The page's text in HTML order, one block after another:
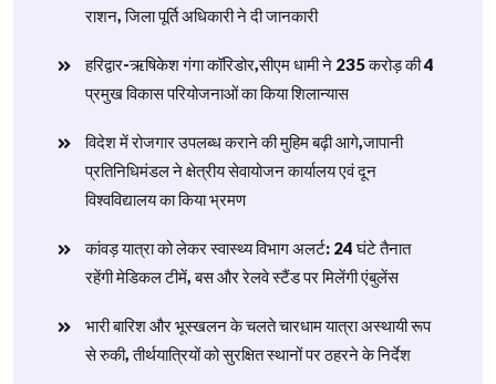
राशन, जिला पूर्ति अधिकारी ने दी जानकारी
हरिद्वार-ऋषिकेश गंगा कॉरिडोर,सीएम धामी ने 235 करोड़ की 4
प्रमुख विकास परियोजनाओं का किया शिलान्यास
विदेश में रोजगार उपलब्ध कराने की मुहिम बढ़ी आगे,जापानी
प्रतिनिधिमंडल ने क्षेत्रीय सेवायोजन कार्यालय एवं दून
विश्वविद्यालय का किया भ्रमण
​कांवड़ यात्रा को लेकर स्वास्थ्य विभाग अलर्ट: 24 घंटे तैनात
रहेंगी मेडिकल टीमें, बस और रेलवे स्टैंड पर मिलेंगी एंबुलेंस
​भारी बारिश और भूस्खलन के चलते चारधाम यात्रा अस्थायी रूप
से रुकी, तीर्थयात्रियों को सुरक्षित स्थानों पर ठहरने के निर्देश